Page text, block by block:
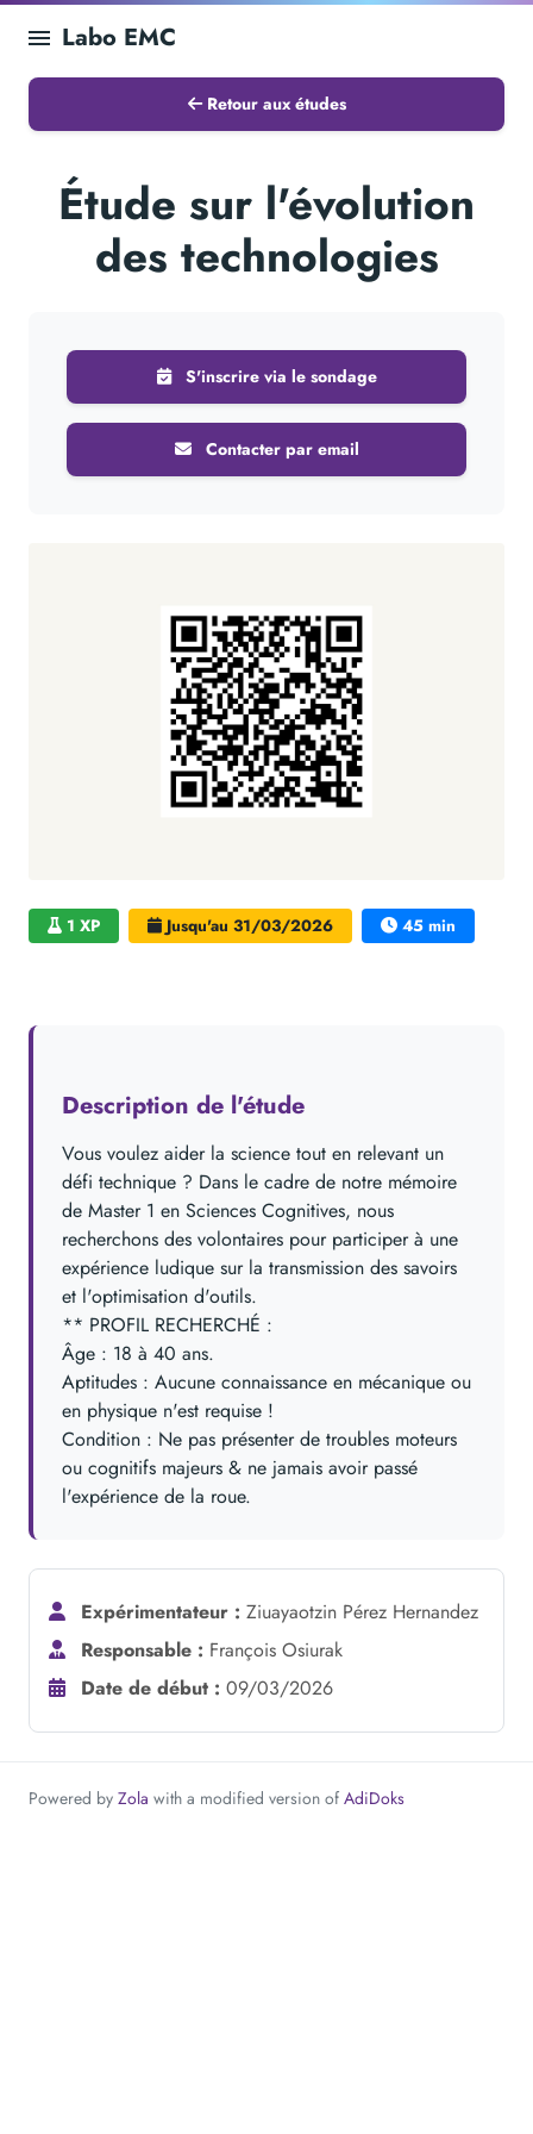
Labo EMC
Retour aux études
Étude sur l'évolution
des technologies
S'inscrire via le sondage
Contacter par email
1 XP Jusqu'au 31/03/2026
45 min
Description de l'étude
Vous voulez aider la science tout en relevant un
défi technique ? Dans le cadre de notre mémoire
de Master 1 en Sciences Cognitives, nous
recherchons des volontaires pour participer à une
expérience ludique sur la transmission des savoirs
et l'optimisation d'outils.
** PROFIL RECHERCHÉ :
Âge : 18 à 40 ans.
Aptitudes : Aucune connaissance en mécanique ou
en physique n'est requise !
Condition : Ne pas présenter de troubles moteurs
ou cognitifs majeurs & ne jamais avoir passé
l'expérience de la roue.
Expérimentateur : Ziuayaotzin Pérez Hernandez
Responsable : François Osiurak
Date de début : 09/03/2026
Powered by Zola with a modified version of AdiDoks